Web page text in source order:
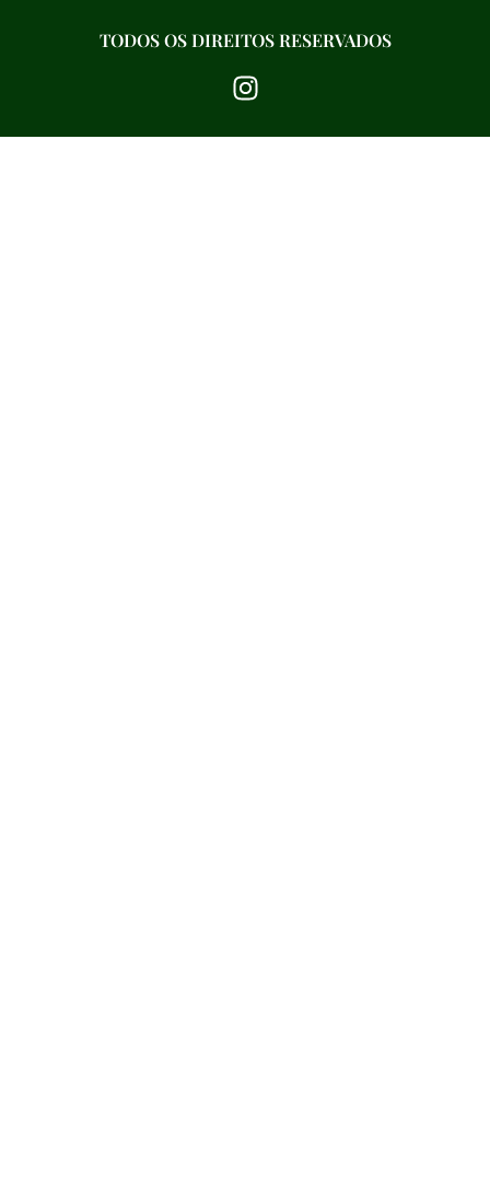
TODOS OS DIREITOS RESERVADOS